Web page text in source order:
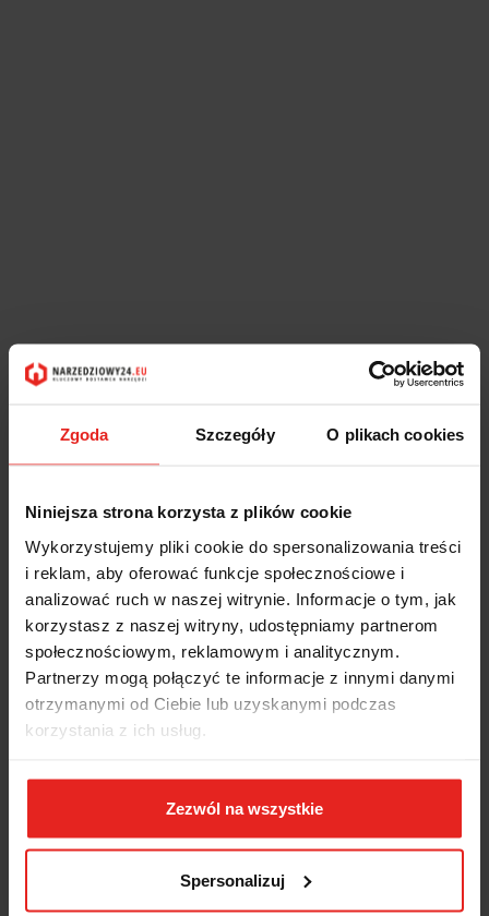
Zgoda Szczegóły O plikach cookies
Niniejsza strona korzysta z plików cookie
Wykorzystujemy pliki cookie do spersonalizowania treści
i reklam, aby oferować funkcje społecznościowe i
analizować ruch w naszej witrynie. Informacje o tym, jak
korzystasz z naszej witryny, udostępniamy partnerom
społecznościowym, reklamowym i analitycznym.
Partnerzy mogą połączyć te informacje z innymi danymi
otrzymanymi od Ciebie lub uzyskanymi podczas
korzystania z ich usług.
Zezwól na wszystkie
Spersonalizuj